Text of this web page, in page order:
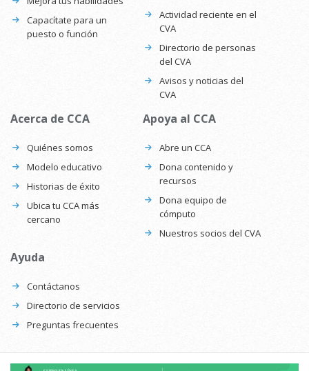
Capacítate para un
puesto o función
Actividad reciente en el
CVA
Directorio de personas
del CVA
Avisos y noticias del
CVA
Acerca de CCA
Quiénes somos
Modelo educativo
Historias de éxito
Ubica tu CCA más
cercano
Apoya al CCA
Abre un CCA
Dona contenido y
recursos
Dona equipo de
cómputo
Nuestros socios del CVA
Ayuda
Contáctanos
Directorio de servicios
Preguntas frecuentes